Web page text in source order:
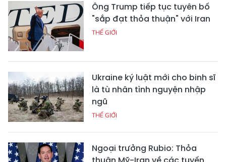
Ông Trump tiếp tục tuyên bố
"sắp đạt thỏa thuận" với Iran
THẾ GIỚI
Ukraine ký luật mới cho binh sĩ
là tù nhân tình nguyện nhập
ngũ
THẾ GIỚI
Ngoại trưởng Rubio: Thỏa